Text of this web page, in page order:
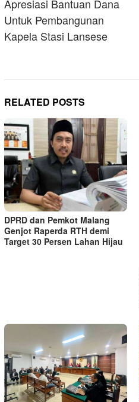
Apresiasi Bantuan Dana
Untuk Pembangunan
Kapela Stasi Lansese
RELATED POSTS
DPRD dan Pemkot Malang
Genjot Raperda RTH demi
Target 30 Persen Lahan Hijau